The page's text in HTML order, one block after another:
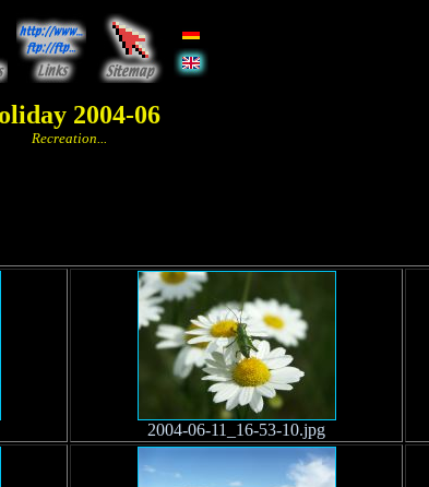
2004-06
Recreation...
2004-06-11_16-53-10.jpg